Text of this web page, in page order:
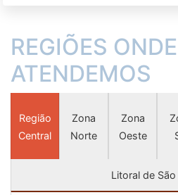
REGIÕES ONDE
ATENDEMOS
Região
Central
Zona
Norte
Zona
Oeste
Litoral de São